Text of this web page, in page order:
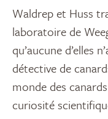
Waldrep et Huss
laboratoire de
qu’aucune d’elles
détective de
monde des
curiosité